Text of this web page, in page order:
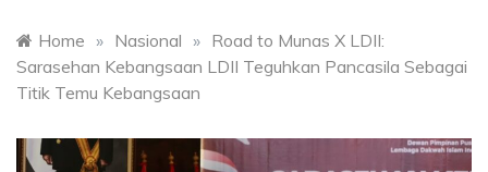
Home » Nasional » Road to Munas X LDII:
Sarasehan Kebangsaan LDII Teguhkan Pancasila Sebagai
Titik Temu Kebangsaan